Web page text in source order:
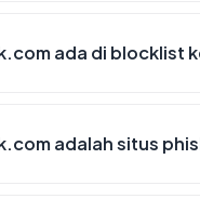
ada di blocklist
adalah situs